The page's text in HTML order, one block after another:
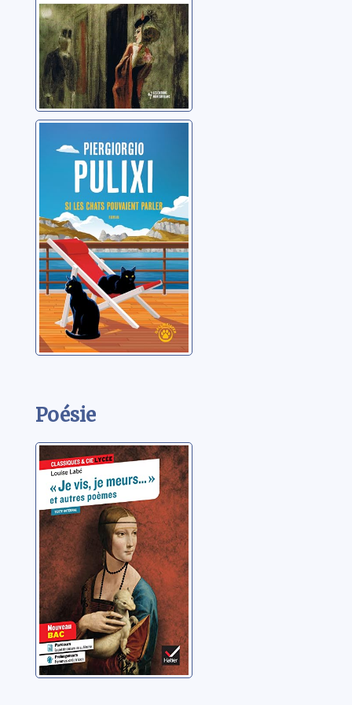
pouvaient parler
Pulixi, Piergiorgio
Poésie
"Je vis, je
meurs", et autres
poèmes
Labé, Louise